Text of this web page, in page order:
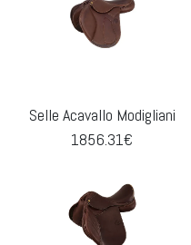
Selle Acavallo Modigliani
1856.31€